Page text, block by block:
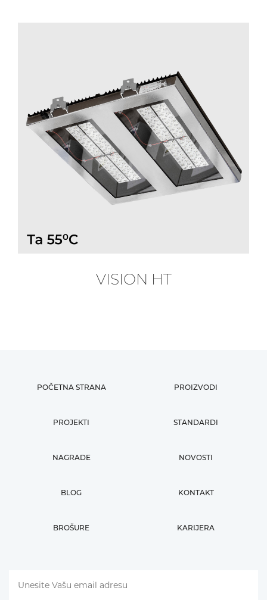
VISION HT
POČETNA STRANA PROIZVODI
PROJEKTI STANDARDI
NAGRADE NOVOSTI
BLOG KONTAKT
BROŠURE KARIJERA